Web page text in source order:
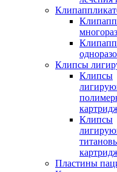
Клипсы
Клипсы
Клипсы
Пластины